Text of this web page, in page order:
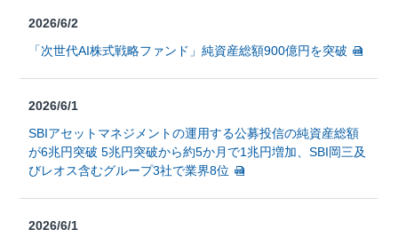
2026/6/2
「次世代AI株式戦略ファンド」純資産総額900億円を突破
2026/6/1
SBIアセットマネジメントの運用する公募投信の純資産総額
が6兆円突破 5兆円突破から約5か月で1兆円増加、SBI岡三及
びレオス含むグループ3社で業界8位
2026/6/1